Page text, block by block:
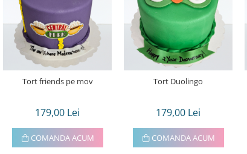
Tort friends pe mov
179,00 Lei
COMANDA ACUM
Tort Duolingo
179,00 Lei
COMANDA ACUM